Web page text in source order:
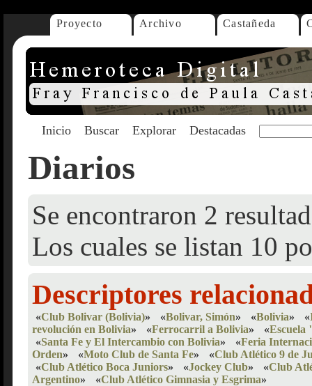
Proyecto Archivo Castañeda
Inicio Buscar Explorar Destacadas
Diarios
Se encontraron 2
Los cuales se listan 10
Descriptores
«Club Bolivar (Bolivia)» «Bolivar, Simón» «Bolivia» «
revolución en Bolivia» «Ferrocarril a Bolivia» «Escuela
«Santa Fe y El Intercambio con Bolivia» «Feria
Orden» «Moto Club de Santa Fe» «Club Atlético 9 de
«Club Atlético Boca Juniors» «Jockey Club» «Club
Argentino» «Club Atlético Gimnasia y Esgrima»